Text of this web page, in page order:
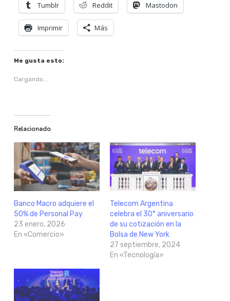
Tumblr Reddit Mastodon
Imprimir Más
Me gusta esto:
Cargando...
Relacionado
Banco Macro adquiere el
50% de Personal Pay
23 enero, 2026
En «Comercio»
Telecom Argentina
celebra el 30° aniversario
de su cotización en la
Bolsa de New York
27 septiembre, 2024
En «Tecnología»